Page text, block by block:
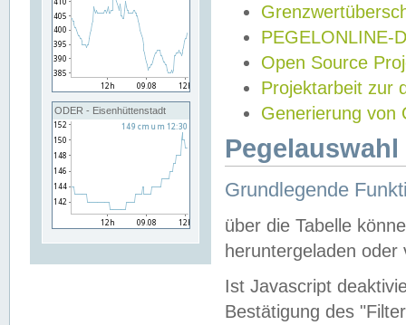
ODER - Eisenhüttenstadt
PEGELONLINE-
Open Source
Projektarbeit zur
Generierung von
Grundlegende
über die Tabelle
heruntergeladen oder
Ist Javascript
Bestätigung des